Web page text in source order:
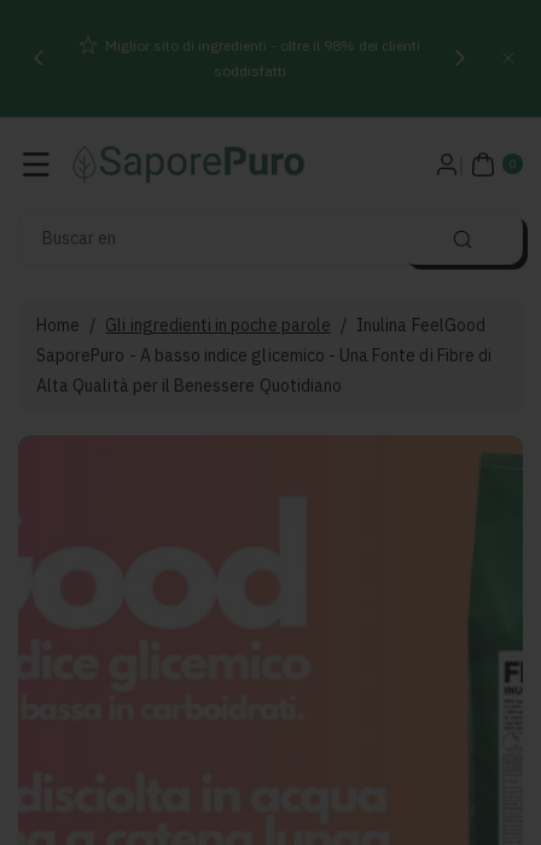
Ai Contenuti
Miglior sito di ingredienti - oltre il 98% dei clienti
soddisfatti
Buscar en
0
AR
TIC
Home / Gli ingredienti in poche parole / Inulina FeelGood
SaporePuro - A basso indice glicemico - Una Fonte di Fibre di
Alta Qualità per il Benessere Quotidiano